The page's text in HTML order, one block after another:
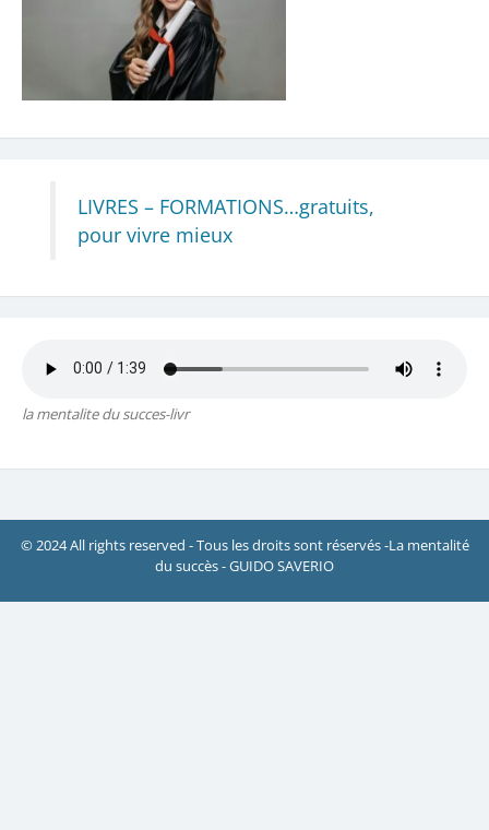
LIVRES – FORMATIONS…gratuits,
pour vivre mieux
la mentalite du succes-livr
© 2024 All rights reserved - Tous les droits sont réservés -La mentalité
du succès - GUIDO SAVERIO